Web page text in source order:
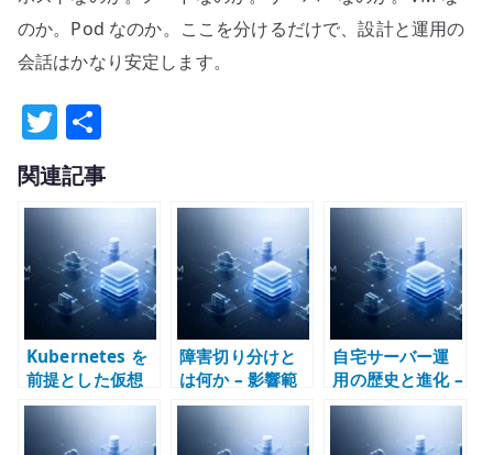
のか。Pod なのか。ここを分けるだけで、設計と運用の
会話はかなり安定します。
T
w
it
te
r
有
関連記事
Kubernetes を
前提とした仮想
化アーキテクチ
ャ – VM とコン
テナの責務を分
障害切り分けと
は何か – 影響範
囲から構造を読
む
自宅サーバー運
用の歴史と進化 –
Red Hat Linux
からマイクロデ
ータセンターま